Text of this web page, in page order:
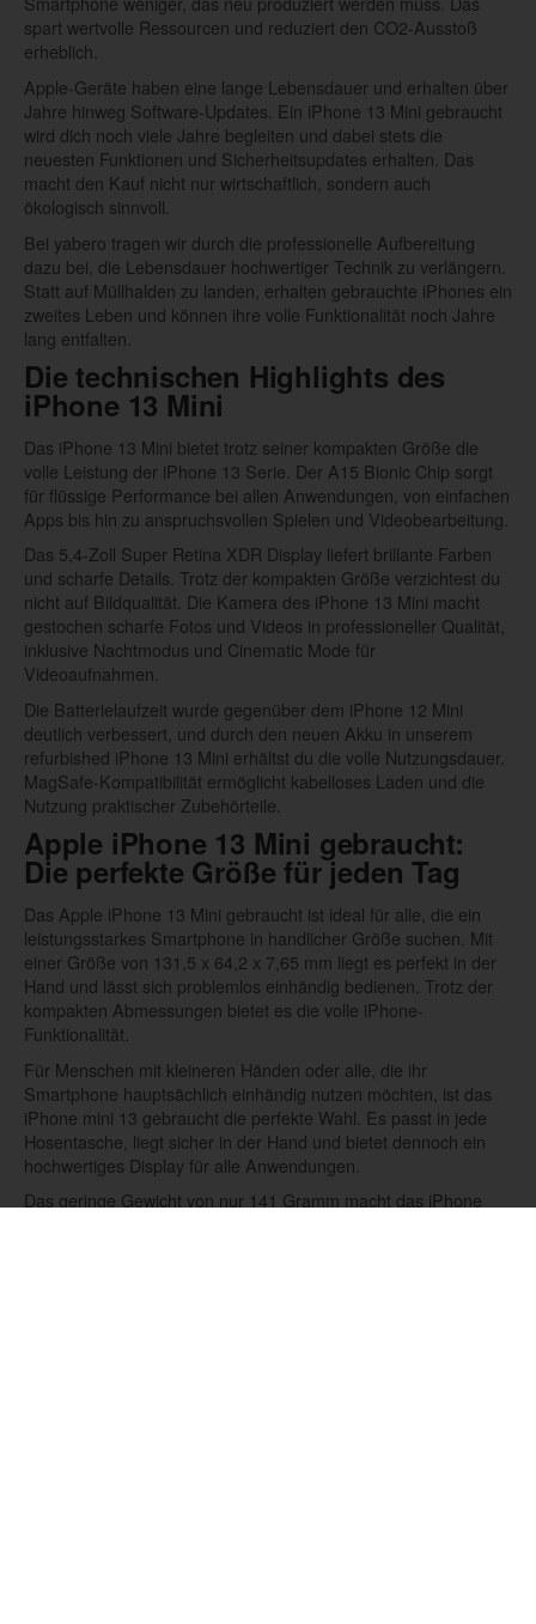
spart wertvolle Ressourcen und reduziert den CO2-Ausstoß
erheblich.
Apple-Geräte haben eine lange Lebensdauer und erhalten über
Jahre hinweg Software-Updates. Ein iPhone 13 Mini gebraucht
wird dich noch viele Jahre begleiten und dabei stets die
neuesten Funktionen und Sicherheitsupdates erhalten. Das
macht den Kauf nicht nur wirtschaftlich, sondern auch
ökologisch sinnvoll.
Bei yabero tragen wir durch die professionelle Aufbereitung
dazu bei, die Lebensdauer hochwertiger Technik zu verlängern.
Statt auf Müllhalden zu landen, erhalten gebrauchte iPhones ein
zweites Leben und können ihre volle Funktionalität noch Jahre
lang entfalten.
Die technischen Highlights des
iPhone 13 Mini
Das iPhone 13 Mini bietet trotz seiner kompakten Größe die
volle Leistung der iPhone 13 Serie. Der A15 Bionic Chip sorgt
für flüssige Performance bei allen Anwendungen, von einfachen
Apps bis hin zu anspruchsvollen Spielen und Videobearbeitung.
Das 5,4-Zoll Super Retina XDR Display liefert brillante Farben
und scharfe Details. Trotz der kompakten Größe verzichtest du
nicht auf Bildqualität. Die Kamera des iPhone 13 Mini macht
gestochen scharfe Fotos und Videos in professioneller Qualität,
inklusive Nachtmodus und Cinematic Mode für
Videoaufnahmen.
Die Batterielaufzeit wurde gegenüber dem iPhone 12 Mini
deutlich verbessert, und durch den neuen Akku in unserem
refurbished iPhone 13 Mini erhältst du die volle Nutzungsdauer.
MagSafe-Kompatibilität ermöglicht kabelloses Laden und die
Nutzung praktischer Zubehörteile.
Apple iPhone 13 Mini gebraucht:
Die perfekte Größe für jeden Tag
Das Apple iPhone 13 Mini gebraucht ist ideal für alle, die ein
leistungsstarkes Smartphone in handlicher Größe suchen. Mit
einer Größe von 131,5 x 64,2 x 7,65 mm liegt es perfekt in der
Hand und lässt sich problemlos einhändig bedienen. Trotz der
kompakten Abmessungen bietet es die volle iPhone-
Funktionalität.
Für Menschen mit kleineren Händen oder alle, die ihr
Smartphone hauptsächlich einhändig nutzen möchten, ist das
iPhone mini 13 gebraucht die perfekte Wahl. Es passt in jede
Hosentasche, liegt sicher in der Hand und bietet dennoch ein
hochwertiges Display für alle Anwendungen.
Das geringe Gewicht von nur 141 Gramm macht das iPhone